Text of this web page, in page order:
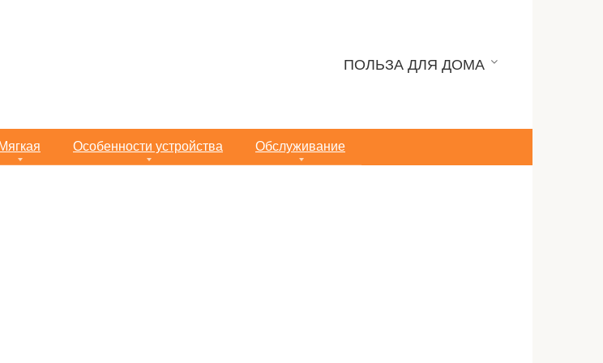
ПОЛЬЗА ДЛЯ ДОМА
Мягкая Особенности устройства Обслуживание